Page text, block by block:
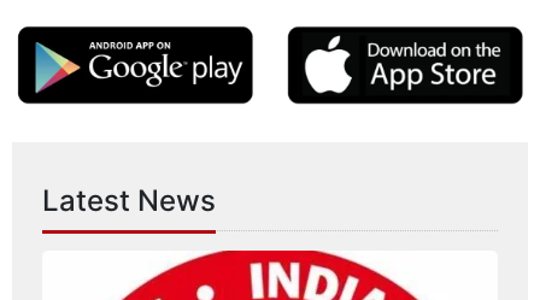
Latest News